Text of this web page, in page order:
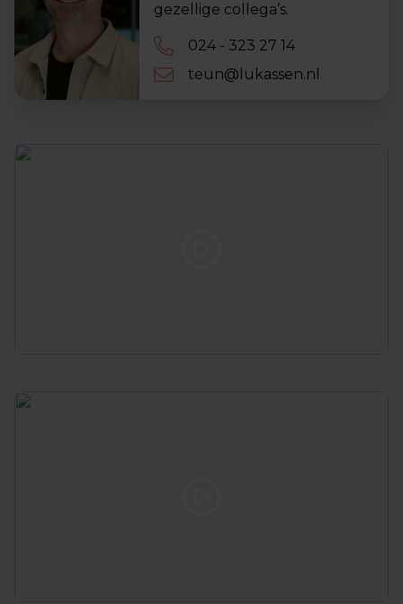
gezellige collega’s.
024 - 323 27 14
teun@lukassen.nl